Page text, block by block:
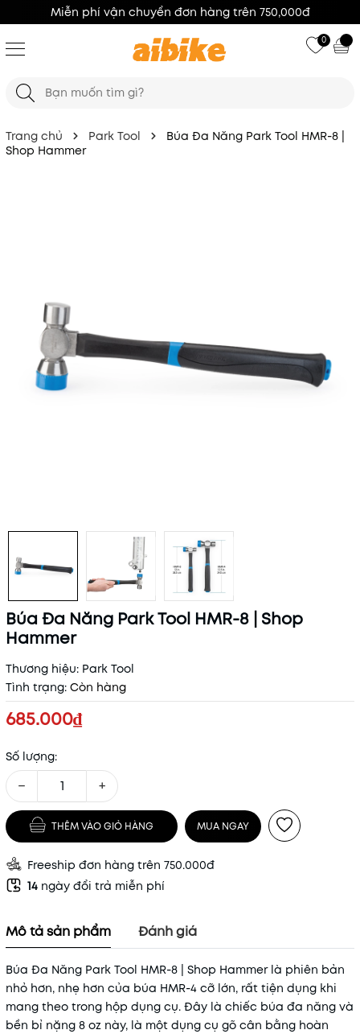
100% Hàng Chính Hãng
0
Trang chủ Park Tool
Búa Đa Năng Park Tool HMR-8 |
Shop Hammer
Búa Đa Năng Park Tool HMR-8 | Shop
Hammer
Thương hiệu: Park Tool
Tình trạng: Còn hàng
685.000₫
Số lượng:
− +
THÊM VÀO GIỎ HÀNG MUA NGAY
Freeship đơn hàng trên 750.000đ
14 ngày đổi trả miễn phí
Mô tả sản phẩm Đánh giá
Búa Đa Năng Park Tool HMR-8 | Shop Hammer là phiên bản
nhỏ hơn, nhẹ hơn của búa HMR-4 cỡ lớn, rất tiện dụng khi
mang theo trong hộp dụng cụ. Đây là chiếc búa đa năng và
bền bỉ nặng 8 oz này, là một dụng cụ gõ cân bằng hoàn